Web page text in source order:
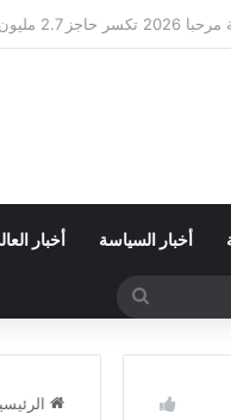
يخنق النقل الطرقي..
أخبار السياسة أخبار
بحث